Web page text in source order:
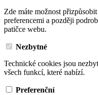
Zde máte možnost přizpůsobit
preferencemi a později
patičce webu.
Nezbytné
Technické cookies jsou
všech funkcí, které nabízí.
Preferenční